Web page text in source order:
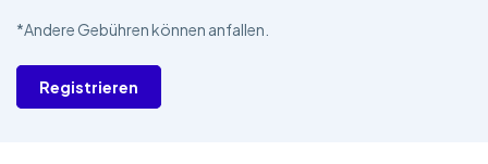
*Andere Gebühren können anfallen.
Registrieren